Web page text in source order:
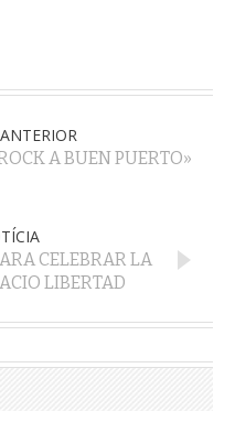
A BUEN PUERTO»
CELEBRAR LA
LIBERTAD